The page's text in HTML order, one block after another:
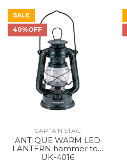
SALE
40%OFF
CAPTAIN STAG
ANTIQUE WARM LED
LANTERN hammer ton
black
UK-4016